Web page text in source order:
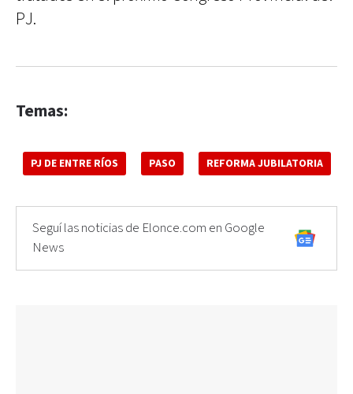
PJ.
Temas:
PJ DE ENTRE RÍOS PASO REFORMA JUBILATORIA
Seguí las noticias de Elonce.com en Google
News